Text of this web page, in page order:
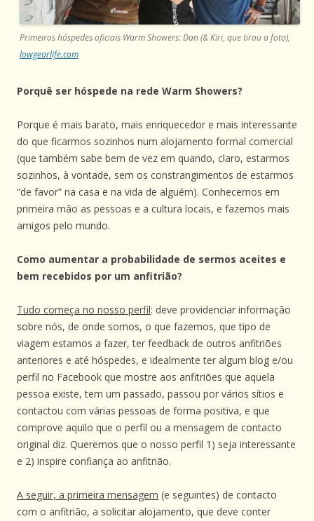
Primeiros hóspedes oficiais Warm Showers: Dan (& Kiri, que tirou a foto),
lowgearlife.com
Porquê ser hóspede na rede Warm Showers?
Porque é mais barato, mais enriquecedor e mais interessante
do que ficarmos sozinhos num alojamento formal comercial
(que também sabe bem de vez em quando, claro, estarmos
sozinhos, à vontade, sem os constrangimentos de estarmos
“de favor” na casa e na vida de alguém). Conhecemos em
primeira mão as pessoas e a cultura locais, e fazemos mais
amigos pelo mundo.
Como aumentar a probabilidade de sermos aceites e
bem recebidos por um anfitrião?
Tudo começa no nosso perfil: deve providenciar informação
sobre nós, de onde somos, o que fazemos, que tipo de
viagem estamos a fazer, ter feedback de outros anfitriões
anteriores e até hóspedes, e idealmente ter algum blog e/ou
perfil no Facebook que mostre aos anfitriões que aquela
pessoa existe, tem um passado, passou por vários sítios e
contactou com várias pessoas de forma positiva, e que
comprove aquilo que o perfil ou a mensagem de contacto
original diz. Queremos que o nosso perfil 1) seja interessante
e 2) inspire confiança ao anfitrião.
A seguir, a primeira mensagem (e seguintes) de contacto
com o anfitrião, a solicitar alojamento, que deve conter